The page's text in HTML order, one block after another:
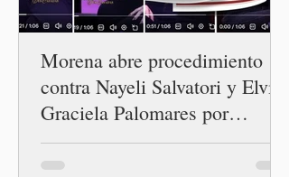
Morena abre procedimiento
contra Nayeli Salvatori y Elvia
Graciela Palomares por
discriminación y burlas